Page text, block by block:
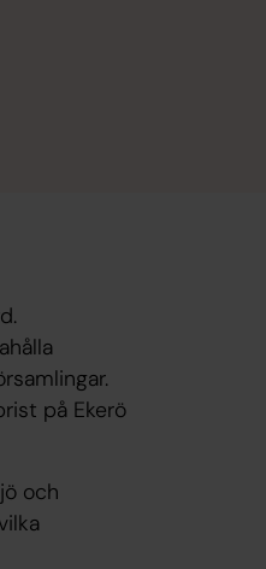
på Ekerö
och